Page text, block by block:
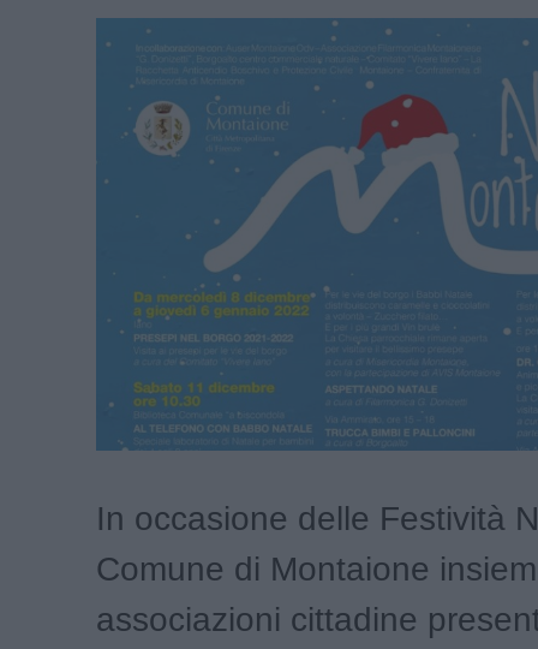
In occasione delle Festività
Comune di Montaione
associazioni cittadine